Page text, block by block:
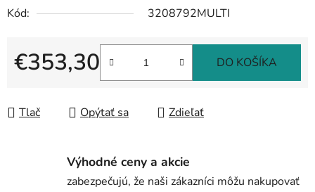
Kód:
3208792MULTI
€353,30 DO KOŠÍKA
Tlač Opýtať sa Zdieľať
Výhodné ceny a akcie
zabezpečujú, že naši zákazníci môžu nakupovať